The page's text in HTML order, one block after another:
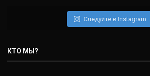
(22-2-0, 1)
Следуйте в Instagram
КТО МЫ?